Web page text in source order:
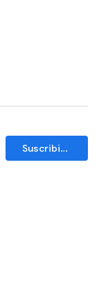
Suscribirse